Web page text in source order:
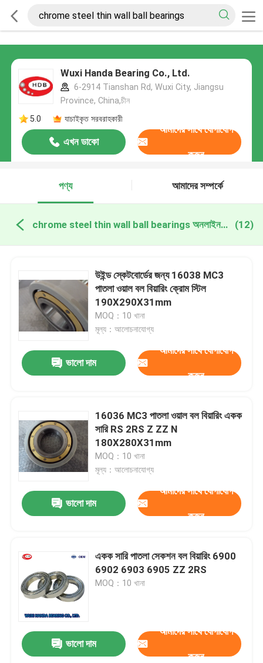
Wuxi Handa Bearing Co., Ltd.
6-2914 Tianshan Rd, Wuxi City, Jiangsu
Province, China,চীন
5.0
যাচাইকৃত সরবরাহকারী
এখন ডাকো
আমাদের সাথে যোগাযোগ
করুন
পণ্য আমাদের সম্পর্কে
chrome steel thin wall ball bearings অনলাইন উত্পাদন (12)
উইন্ড স্কেটবোর্ডের জন্য 16038 MC3
পাতলা ওয়াল বল বিয়ারিং ক্রোম স্টিল
190X290X31mm
MOQ：10 খানা
মূল্য：আলোচনাযোগ্য
ভালো দাম
আমাদের সাথে যোগাযোগ
করুন
16036 MC3 পাতলা ওয়াল বল বিয়ারিং একক
সারি RS 2RS Z ZZ N
180X280X31mm
MOQ：10 খানা
মূল্য：আলোচনাযোগ্য
ভালো দাম
আমাদের সাথে যোগাযোগ
করুন
একক সারি পাতলা সেকশন বল বিয়ারিং 6900
6902 6903 6905 ZZ 2RS
MOQ：10 খানা
ভালো দাম
আমাদের সাথে যোগাযোগ
করুন